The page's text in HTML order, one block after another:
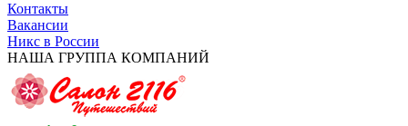
Контакты
Вакансии
Никс в России
НАША ГРУППА КОМПАНИЙ